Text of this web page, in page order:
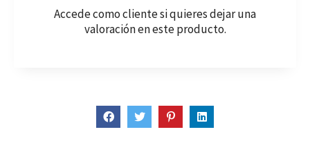
Accede como clientesi quieres dejar una
valoración en este producto.